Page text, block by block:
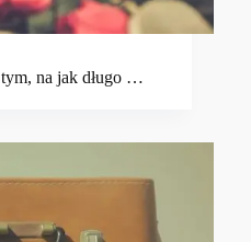
tym, na jak długo …